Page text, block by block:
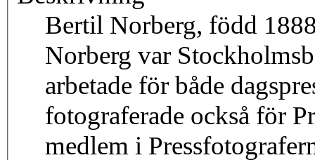
Bertil Norberg, född
Norberg var
arbetade för både
fotograferade också för
medlem i